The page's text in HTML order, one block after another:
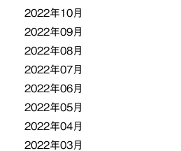
2022年10月
2022年09月
2022年08月
2022年07月
2022年06月
2022年05月
2022年04月
2022年03月